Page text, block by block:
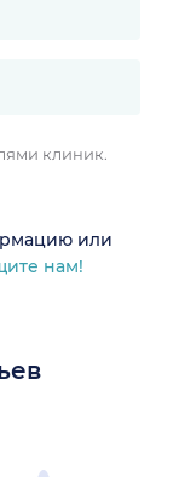
клиник.
или
нам!